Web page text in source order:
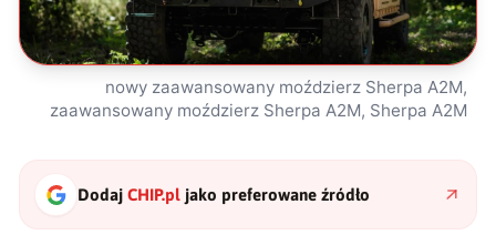
nowy zaawansowany moździerz Sherpa A2M,
zaawansowany moździerz Sherpa A2M, Sherpa A2M
DodajCHIP.pl jako preferowane źródło